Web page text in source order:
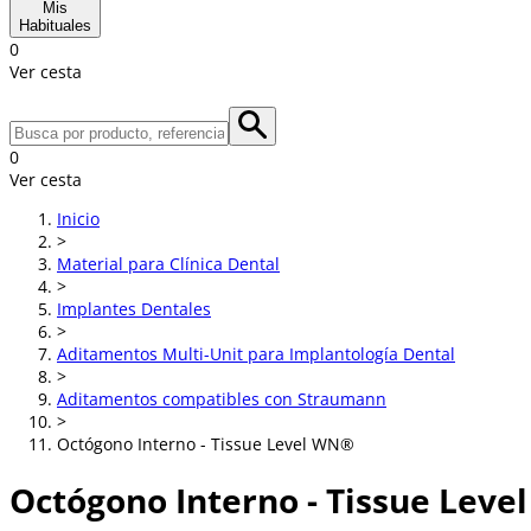
Mis
Habituales
0
Ver cesta
0
Ver cesta
Inicio
>
Material para Clínica Dental
>
Implantes Dentales
>
Aditamentos Multi-Unit para Implantología Dental
>
Aditamentos compatibles con Straumann
>
Octógono Interno - Tissue Level WN®
Octógono Interno - Tissue